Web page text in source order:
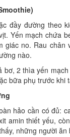
đầy đường theo
Yến mạch chứa
giác no. Rau
nào.
bơ, 2 thìa yến
bữa phụ trước khi
hảo cần có đủ:
amin thiết yếu,
những người